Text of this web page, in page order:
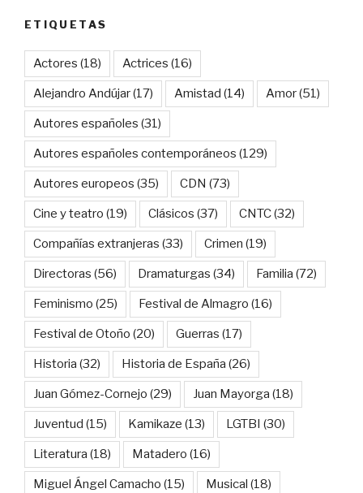
ETIQUETAS
Actores (18) Actrices (16)
Alejandro Andújar(17) Amistad (14) Amor(51)
Autores españoles (31)
Autores españoles contemporáneos (129)
Autores europeos (35) CDN (73)
Cine y teatro (19) Clásicos (37) CNTC(32)
Compañías extranjeras (33) Crimen (19)
Directoras (56) Dramaturgas (34) Familia (72)
Feminismo (25) Festival de Almagro (16)
Festival de Otoño (20) Guerras (17)
Historia (32) Historia de España (26)
Juan Gómez-Cornejo (29) Juan Mayorga (18)
Juventud (15) Kamikaze (13) LGTBI (30)
Literatura (18) Matadero (16)
Miguel Ángel Camacho (15) Musical (18)